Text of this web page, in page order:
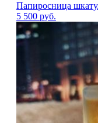
Папиросница
5 500 руб.